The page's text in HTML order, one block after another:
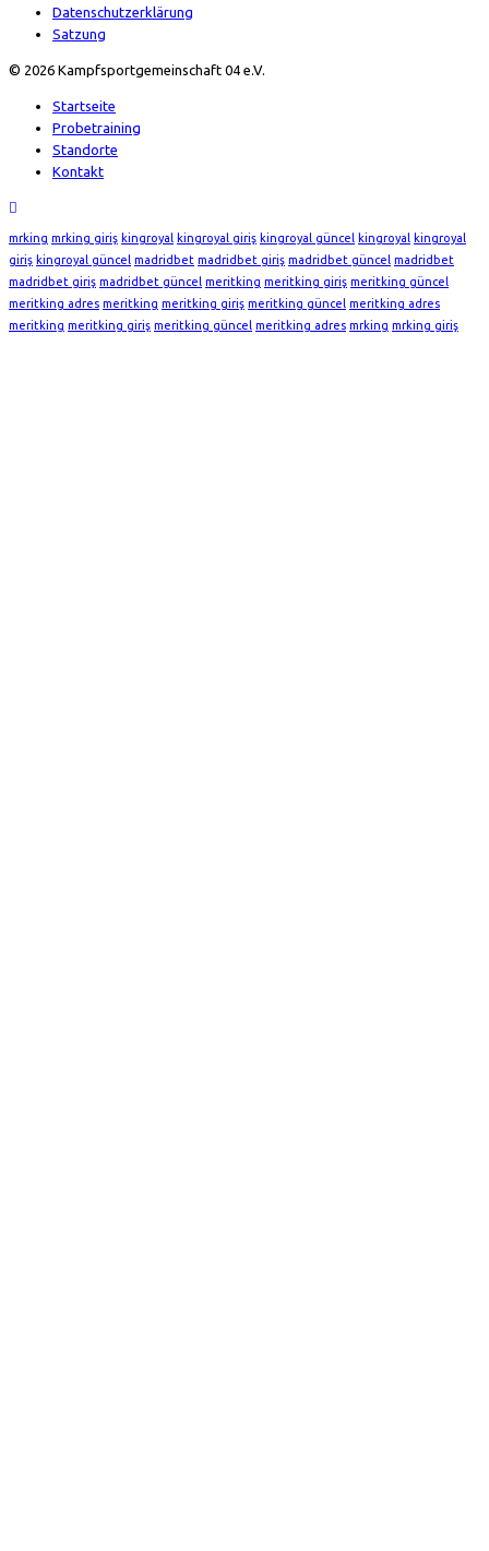
Datenschutzerklärung
Satzung
© 2026 Kampfsportgemeinschaft 04 e.V.
Startseite
Probetraining
Standorte
Kontakt
mrking mrking giriş kingroyal kingroyal giriş kingroyal güncel kingroyal kingroyal
giriş kingroyal güncel madridbet madridbet giriş madridbet güncel madridbet
madridbet giriş madridbet güncel meritking meritking giriş meritking güncel
meritking adres meritking meritking giriş meritking güncel meritking adres
meritking meritking giriş meritking güncel meritking adres mrking mrking giriş